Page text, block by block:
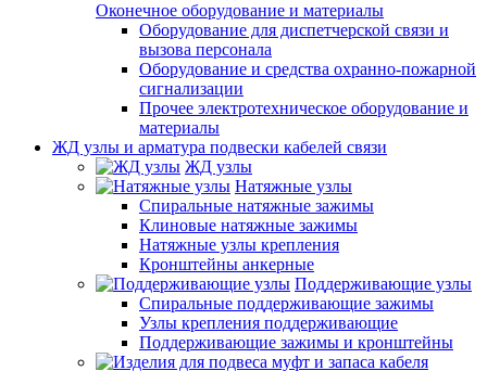
Оконечное оборудование и материалы
Оборудование для диспетчерской связи и
вызова персонала
Оборудование и средства охранно-пожарной
сигнализации
Прочее электротехническое оборудование и
материалы
ЖД узлы и арматура подвески кабелей связи
ЖД узлы
Натяжные узлы
Спиральные натяжные зажимы
Клиновые натяжные зажимы
Натяжные узлы крепления
Кронштейны анкерные
Поддерживающие узлы
Спиральные поддерживающие зажимы
Узлы крепления поддерживающие
Поддерживающие зажимы и кронштейны